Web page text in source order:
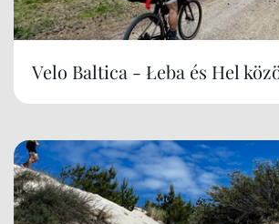
Velo Baltica - Łeba és Hel